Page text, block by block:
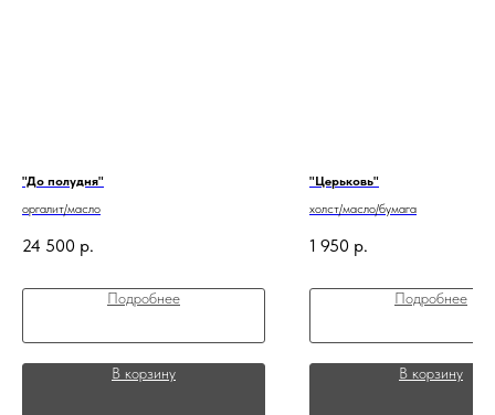
"До полудня"
оргалит/масло
24 500 р.
Подробнее
В корзину
"Церьковь"
холст/масло/бумага
1 950 р.
Подробнее
В корзину